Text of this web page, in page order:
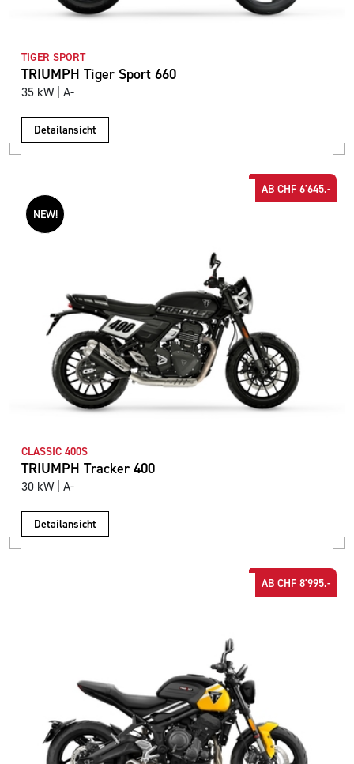
TIGER SPORT
TRIUMPH Tiger Sport 660
35 kW | A-
Detailansicht
NEW!
CLASSIC 400S
TRIUMPH Tracker 400
30 kW | A-
Detailansicht
AB CHF 6'645.-
AB CHF 8'995.-